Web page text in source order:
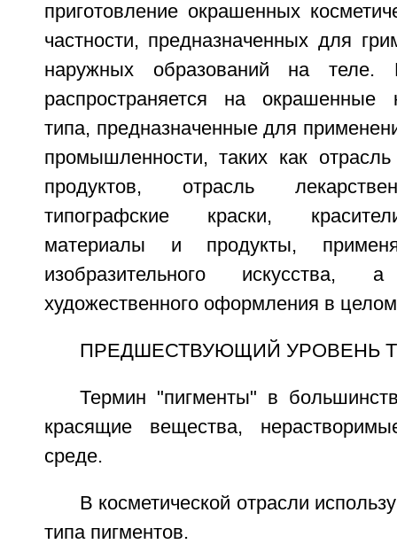
приготовление окрашенных
частности, предназначенных для
наружных образований на теле.
распространяется на окрашенные
типа, предназначенные для
промышленности, таких как
продуктов, отрасль
типографские краски,
материалы и продукты,
изобразительного
художественного оформления в
ПРЕДШЕСТВУЮЩИЙ УРОВЕНЬ
Термин "пигменты" в
красящие вещества,
среде.
В косметической отрасли
типа пигментов.